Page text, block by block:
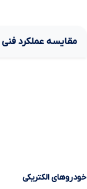
مقایسه عملکرد فنی
خودروهای الکتریکی